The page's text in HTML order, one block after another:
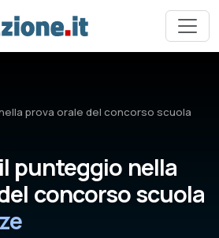
prova orale del concorso scuola
punteggio nella
concorso scuola